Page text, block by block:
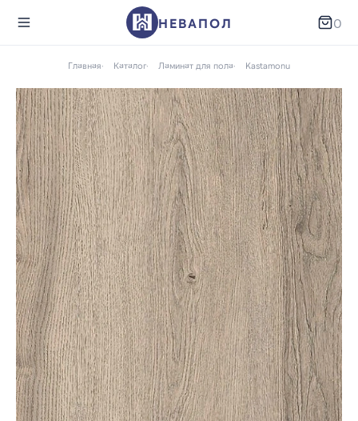
НЕВАПОЛ 0
Главная Каталог Ламинат для пола Kastamonu